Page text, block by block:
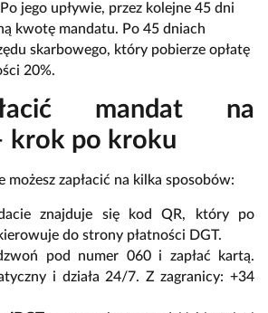
jego upływie, przez kolejne 45 dni
kwotę mandatu. Po 45 dniach
skarbowego, który pobierze opłatę
20%.
mandat na
krok po kroku
możesz zapłacić na kilka sposobów:
znajduje się kod QR, który po
do strony płatności DGT.
pod numer 060 i zapłać kartą.
i działa 24/7. Z zagranicy: +34